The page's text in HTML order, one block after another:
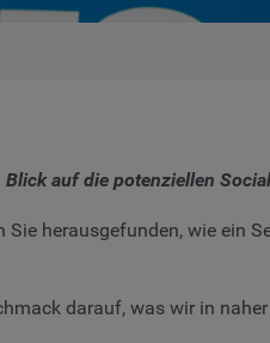
auf die potenziellen
herausgefunden, wie ein
darauf, was wir in